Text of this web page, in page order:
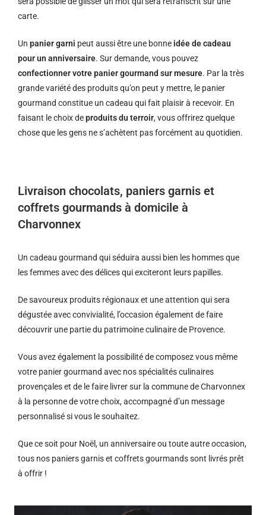
carte.
Un panier garni peut aussi être une bonne idée de cadeau
pour un anniversaire. Sur demande, vous pouvez
confectionner votre panier gourmand sur mesure. Par la très
grande variété des produits qu’on peut y mettre, le panier
gourmand constitue un cadeau qui fait plaisir à recevoir. En
faisant le choix deproduits du terroir, vous offrirez quelque
chose que les gens ne s’achètent pas forcément au quotidien.
Livraison chocolats, paniers garnis et
coffrets gourmands à domicile à
Charvonnex
Un cadeau gourmand qui séduira aussi bien les hommes que
les femmes avec des délices qui exciteront leurs papilles.
De savoureux produits régionaux et une attention qui sera
dégustée avec convivialité, l’occasion également de faire
découvrir une partie du patrimoine culinaire de Provence.
Vous avez également la possibilité de composez vous même
votre panier gourmand avec nos spécialités culinaires
provençales et de le faire livrer sur la commune de Charvonnex
à la personne de votre choix, accompagné d’un message
personnalisé si vous le souhaitez.
Que ce soit pour Noël, un anniversaire ou toute autre occasion,
tous nos paniers garnis et coffrets gourmands sont livrés prêt
à offrir !